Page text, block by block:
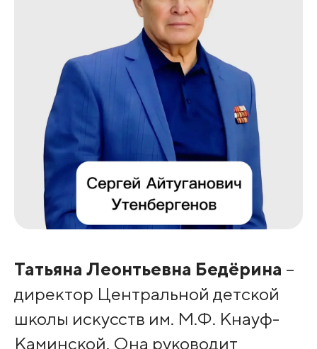
Татьяна Леонтьевна Бедёрина –
директор Центральной детской
школы искусств им. М.Ф. Кнауф-
Каминской. Она руководит